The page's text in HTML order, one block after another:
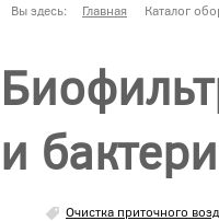
Вы здесь: Главная Каталог
и
Очистка приточного